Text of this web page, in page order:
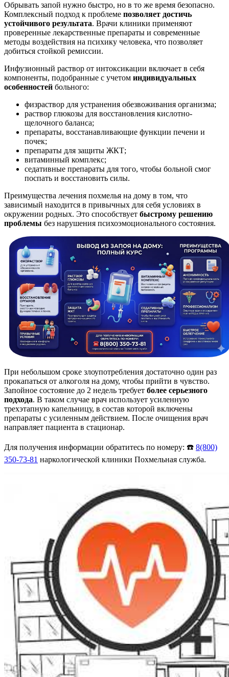
Обрывать запой нужно быстро, но в то же время безопасно.
Комплексный подход к проблеме позволяет достичь
устойчивого результата. Врачи клиники применяют
проверенные лекарственные препараты и современные
методы воздействия на психику человека, что позволяет
добиться стойкой ремиссии.
Инфузионный раствор от интоксикации включает в себя
компоненты, подобранные с учетом индивидуальных
особенностей больного:
физраствор для устранения обезвоживания организма;
раствор глюкозы для восстановления кислотно-
щелочного баланса;
препараты, восстанавливающие функции печени и
почек;
препараты для защиты ЖКТ;
витаминный комплекс;
седативные препараты для того, чтобы больной смог
поспать и восстановить силы.
Преимущества лечения похмелья на дому в том, что
зависимый находится в привычных для себя условиях в
окружении родных. Это способствует быстрому решению
проблемы без нарушения психоэмоционального состояния.
При небольшом сроке злоупотребления достаточно один раз
прокапаться от алкоголя на дому, чтобы прийти в чувство.
Запойное состояние до 2 недель требует более серьезного
подхода. В таком случае врач использует усиленную
трехэтапную капельницу, в состав которой включены
препараты с усиленным действием. После очищения врач
направляет пациента в стационар.
Для получения информации обратитесь по номеру: ☎️ 8(800)
350-73-81 наркологической клиники Похмельная служба.